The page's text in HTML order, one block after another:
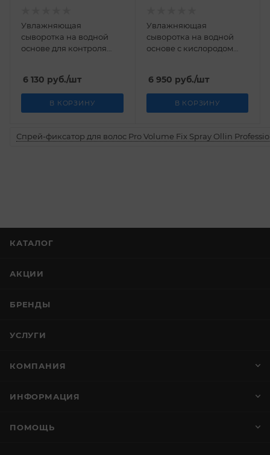
Увлажняющая
сыворотка на водной
основе для контроля
6 130 руб./шт
В КОРЗИНУ
Увлажняющая
сыворотка на водной
основе с кислородом
6 950 руб./шт
В КОРЗИНУ
Спрей-фиксатор для волос Pro Volume Fix Spray Ollin
КАТАЛОГ
АКЦИИ
БРЕНДЫ
УСЛУГИ
КОМПАНИЯ
ИНФОРМАЦИЯ
ПОМОЩЬ